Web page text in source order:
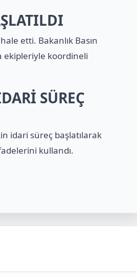
etti. Bakanlık Basın
ekipleriyle koordineli
SÜREÇ
idari süreç başlatılarak
kullandı.